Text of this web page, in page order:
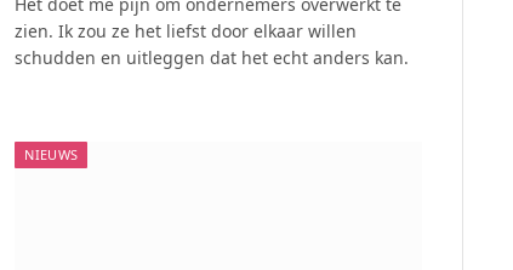
Het doet me pijn om ondernemers overwerkt te
zien. Ik zou ze het liefst door elkaar willen
schudden en uitleggen dat het echt anders kan.
NIEUWS